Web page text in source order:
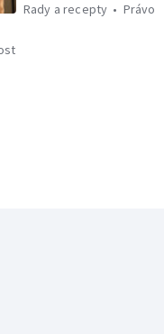
Rady a recepty
Právo